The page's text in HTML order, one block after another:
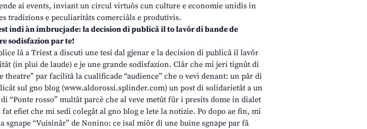
ai events, inviant un circul virtuôs cun culture e economie unidis in
tradizions e peculiaritâts comerciâls e produtivis.
indi àn imbrucjade: la decision di publicâ il to lavôr di bande de
sodisfazion par te!
lâ a Triest a discuti une tesi dal gjenar e la decision di publicâ il lavôr
(in plui de laude) e je une grande sodisfazion. Clâr che mi jeri tignût di
theatre” par facilitâ la cualificade “audience” che o vevi denant: un pâr di
sul gno blog (www.aldorossi.splinder.com) un post di solidarietât a un
“Ponte rosso” multât parcè che al veve metût fûr i presits dome in dialet
efiet che mi sedi colegât al gno blog e lete la notizie. Po dopo ae fin, mi
sgnape “Vuisinâr” de Nonino: ce isal miôr di une buine sgnape par fâ